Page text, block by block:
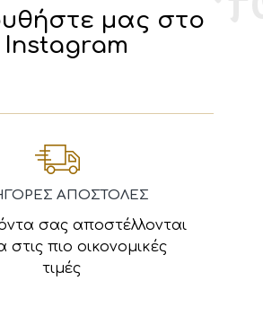
μας στο
Instagram
ΑΠΟΣΤΟΛΕΣ
σας αποστέλλονται
στις πιο οικονομικές
τιμές